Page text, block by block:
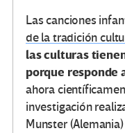
Las canciones
de la tradición
las culturas
porque responde
ahora
investigación
Munster